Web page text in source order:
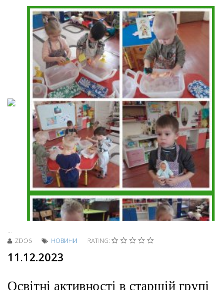
...
ZDO6 НОВИНИ RATING:
11.12.2023
Освітні активності в старшій групі